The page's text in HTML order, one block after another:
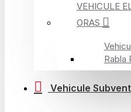
VEHICULE
ORAS
Rabla
Vehicule